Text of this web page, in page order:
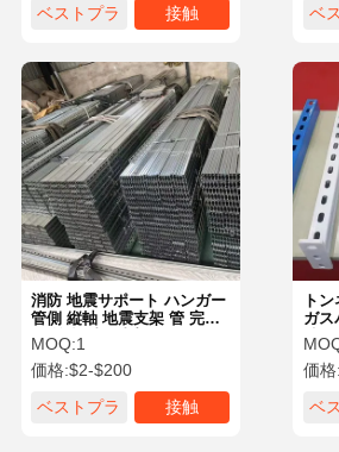
ベストプラ
接触
ベ
消防 地震サポート ハンガー
管側 縦軸 地震支架 管 完成
品 統合 地震支架
MOQ:1
価格:$2-$200
ベストプラ
接触
ト
ガス
持と
価格:
ベ